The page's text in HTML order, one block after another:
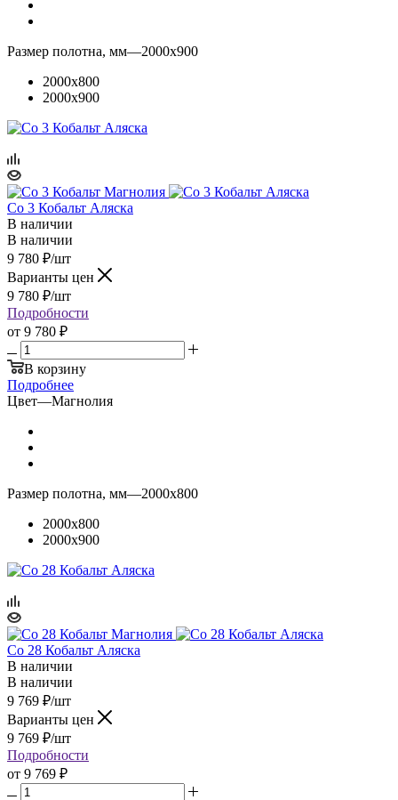
Размер полотна, мм—2000x900
2000x800
2000x900
Co 3 Кобальт Аляска
В наличии
В наличии
9 780 ₽/шт
Варианты цен
9 780 ₽/шт
Подробности
от 9 780 ₽
В корзину
Подробнее
Цвет—Магнолия
Размер полотна, мм—2000x800
2000x800
2000x900
Co 28 Кобальт Аляска
В наличии
В наличии
9 769 ₽/шт
Варианты цен
9 769 ₽/шт
Подробности
от 9 769 ₽